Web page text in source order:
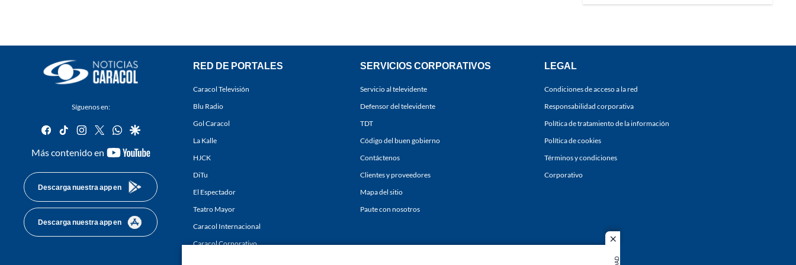
close
Síguenos en:
facebook
tiktok instagram
twitterwhatsapp
google
Más contenido en
youtube-
Descarga nuestra app en
Descarga nuestra app en
RED DE PORTALES
Caracol Televisión
Blu Radio
Gol Caracol
La Kalle
HJCK
DiTu
El Espectador
Teatro Mayor
Caracol Internacional
Caracol Corporativo
SERVICIOS CORPORATIVOS
Servicio al televidente
Defensor del televidente
TDT
Código del buen gobierno
Contáctenos
Clientes y proveedores
Mapa del sitio
Paute con nosotros
LEGAL
Condiciones de acceso a la red
Responsabilidad corporativa
Política de tratamiento de la información
Política de cookies
Términos y condiciones
Corporativo